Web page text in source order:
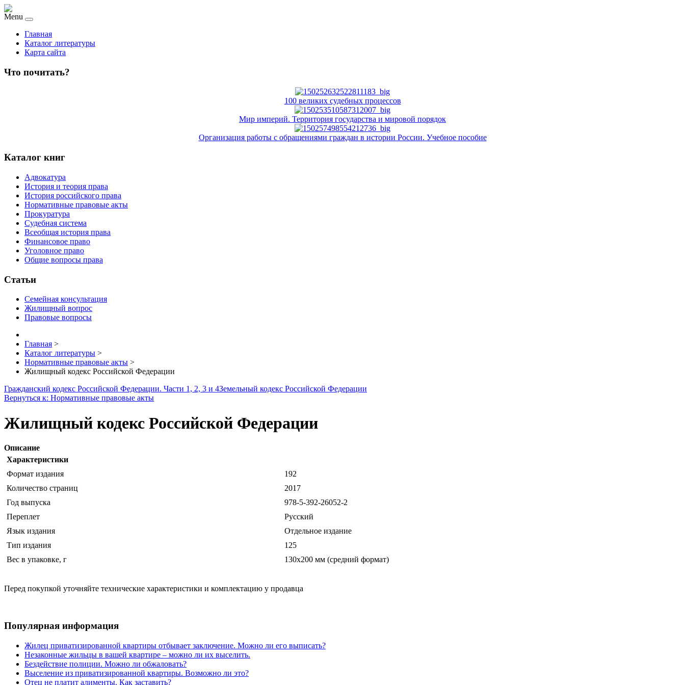
Menu
Главная
Каталог литературы
Карта сайта
Что почитать?
100 великих судебных процессов
Мир империй. Территория государства и мировой порядок
Организация работы с обращениями граждан в истории России. Учебное пособие
Каталог книг
Адвокатура
История и теория права
История российского права
Нормативные правовые акты
Прокуратура
Судебная система
Всеобщая история права
Финансовое право
Уголовное право
Общие вопросы права
Статьи
Семейная консультация
Жилищный вопрос
Правовые вопросы
Главная >
Каталог литературы >
Нормативные правовые акты >
Жилищный кодекс Российской Федерации
Гражданский кодекс Российской Федерации. Части 1, 2, 3 и 4Земельный кодекс Российской Федерации
Вернуться к: Нормативные правовые акты
Жилищный кодекс Российской Федерации
Описание
Характеристики
Формат издания
192
Количество страниц
2017
Год выпуска
978-5-392-26052-2
Переплет
Русский
Язык издания
Отдельное издание
Тип издания
125
Вес в упаковке, г
130х200 мм (средний формат)
Перед покупкой уточняйте технические характеристики и комплектацию у продавца
Популярная информация
Жилец приватизированной квартиры отбывает заключение. Можно ли его выписать?
Незаконные жильцы в вашей квартире – можно ли их выселить.
Бездействие полиции. Можно ли обжаловать?
Выселение из приватизированной квартиры. Возможно ли это?
Отец не платит алименты. Как заставить?